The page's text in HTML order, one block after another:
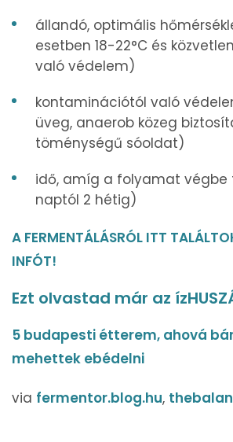
állandó, optimális
esetben 18-22°C és
való védelem)
kontaminációtól való
üveg, anaerob közeg
töménységű sóoldat)
idő, amíg a folyamat végbe
naptól 2 hétig)
A FERMENTÁLÁSRÓL ITT
INFÓT!
Ezt olvastad már az
5 budapesti étterem, ahová
mehettek ebédelni
via fermentor.blog.hu,